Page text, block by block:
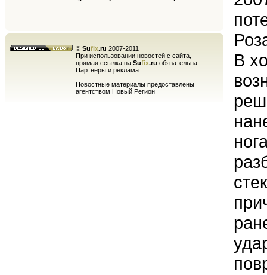
© Sufix.ru 2007-2011
При использовании новостей с сайта,
прямая ссылка на Sufix.ru обязательна
Партнеры и реклама:
Новостные материалы предоставлены
агентством Новый Регион
В